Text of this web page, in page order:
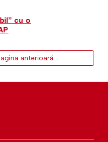
cu o
anterioară